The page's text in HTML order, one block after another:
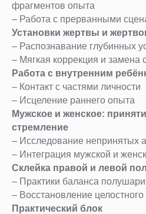
фрагментов опыта
– Работа с прерванными
Установки жертвы и
– Распознавание глубинных
– Мягкая коррекция и замена
Работа с внутренним
– Контакт с частями личности
– Исцеление раннего опыта
Мужское и женское:
стремление
– Исследование непринятых
– Интеграция мужской и
Склейка правой и левой
– Практики баланса
– Восстановление
Практический блок